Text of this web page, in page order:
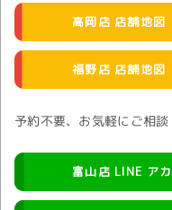
高岡店 店舗地図
福野店 店舗地図
予約不要、お気軽にご相談
富山店 LINE ア